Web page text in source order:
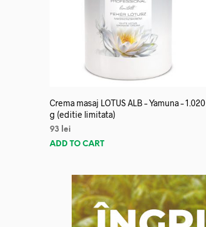
Crema masaj LOTUS ALB – Yamuna – 1.020
g (editie limitata)
93
lei
ADD TO CART